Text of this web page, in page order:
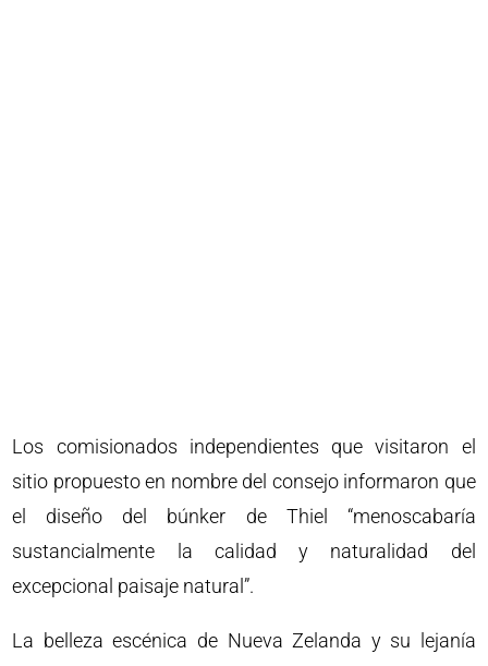
Los comisionados independientes que visitaron el
sitio propuesto en nombre del consejo informaron que
el diseño del búnker de Thiel “menoscabaría
sustancialmente la calidad y naturalidad del
excepcional paisaje natural”.
La belleza escénica de Nueva Zelanda y su lejanía